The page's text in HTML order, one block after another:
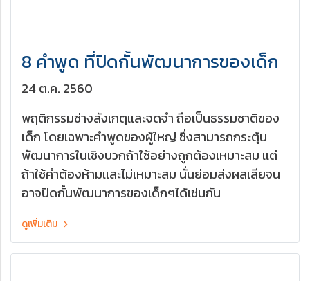
8 คำพูด ที่ปิดกั้นพัฒนาการของเด็ก
24 ต.ค. 2560
พฤติกรรมช่างสังเกตุเเละจดจำ ถือเป็นธรรมชาติของ
เด็ก โดยเฉพาะคำพูดของผู้ใหญ่ ซึ่งสามารถกระตุ้น
พัฒนาการในเชิงบวกถ้าใช้อย่างถูกต้องเหมาะสม เเต่
ถ้าใช้คำต้องห้ามเเละไม่เหมาะสม นั่นย่อมส่งผลเสียจน
อาจปิดกั้นพัฒนาการของเด็กๆได้เช่นกัน
ดูเพิ่มเติม